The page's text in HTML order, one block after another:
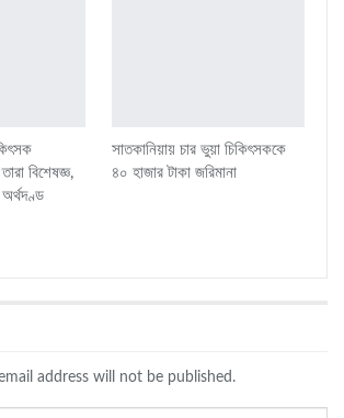
বিশেষজ্ঞ,
সাতকানিয়ায় চার ভুয়া চিকিৎসককে
৪০ হাজার টাকা জরিমানা
address will not be published.